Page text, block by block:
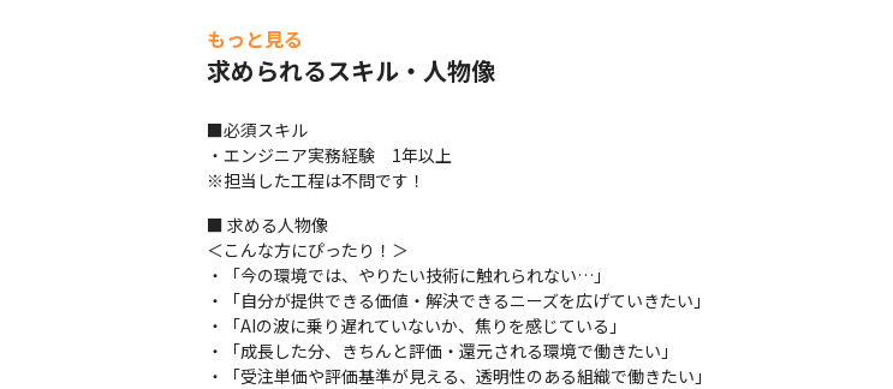
もっと見る
求められるスキル・人物像
■必須スキル
・エンジニア実務経験　1年以上
※担当した工程は不問です！
■ 求める人物像
＜こんな方にぴったり！＞
・「今の環境では、やりたい技術に触れられない…」
・「自分が提供できる価値・解決できるニーズを広げていきたい」
・「AIの波に乗り遅れていないか、焦りを感じている」
・「成長した分、きちんと評価・還元される環境で働きたい」
・「受注単価や評価基準が見える、透明性のある組織で働きたい」